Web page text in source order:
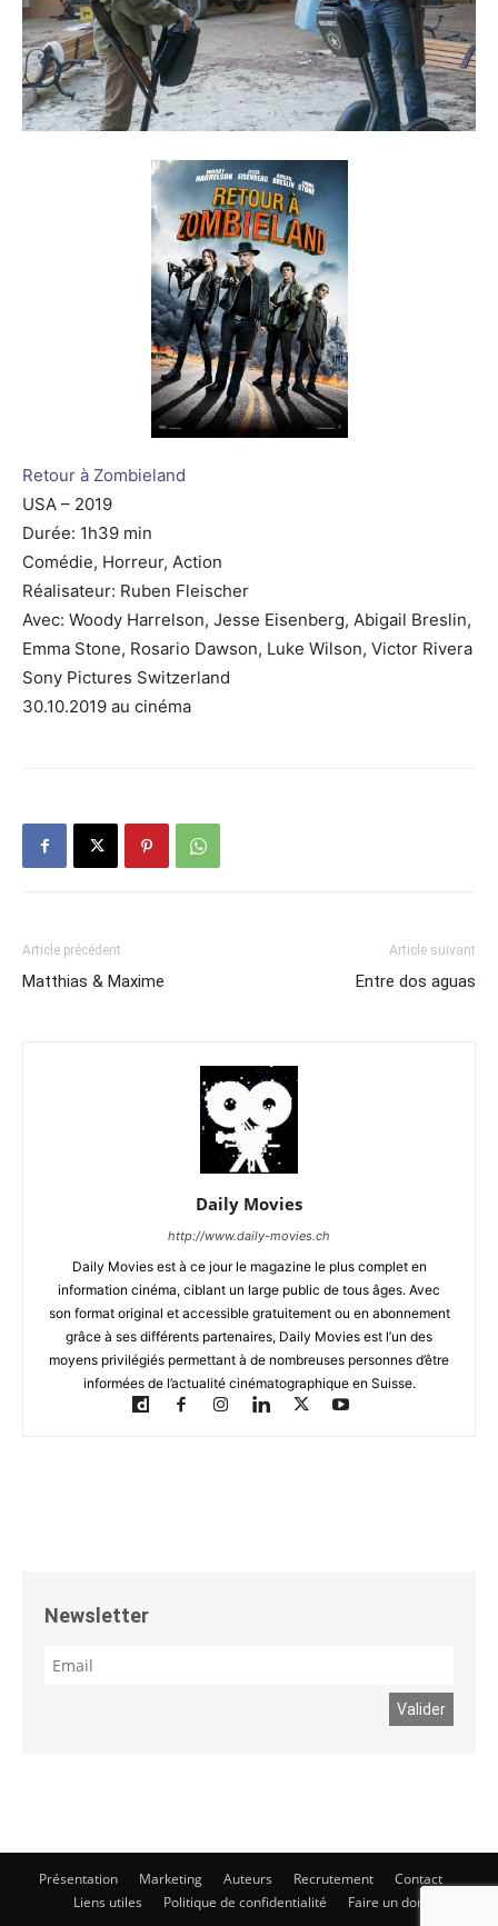
Retour à Zombieland
USA – 2019
Durée: 1h39 min
Comédie, Horreur, Action
Réalisateur: Ruben Fleischer
Avec: Woody Harrelson, Jesse Eisenberg, Abigail Breslin,
Emma Stone, Rosario Dawson, Luke Wilson, Victor Rivera
Sony Pictures Switzerland
30.10.2019 au cinéma
Article précédent
Matthias & Maxime
Article suivant
Entre dos aguas
Daily Movies
http://www.daily-movies.ch
Daily Movies est à ce jour le magazine le plus complet en
information cinéma, ciblant un large public de tous âges. Avec
son format original et accessible gratuitement ou en abonnement
grâce à ses différents partenaires, Daily Movies est l’un des
moyens privilégiés permettant à de nombreuses personnes d’être
informées de l’actualité cinématographique en Suisse.
Newsletter
Présentation Marketing Auteurs Recrutement
Contact
Liens utiles
Politique de confidentialité Faire un don